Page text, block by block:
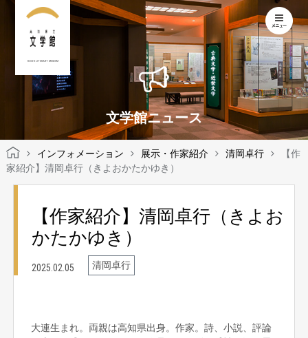
KOCHI LITERARY MUSEUM
文学館ニュース
インフォメーション 展示・作家紹介 清岡卓行
【作
家紹介】清岡卓行（きよおかたかゆき）
【作家紹介】清岡卓行（きよお
かたかゆき）
2025.02.05 清岡卓行
大連生まれ。両親は高知県出身。作家。詩、小説、評論